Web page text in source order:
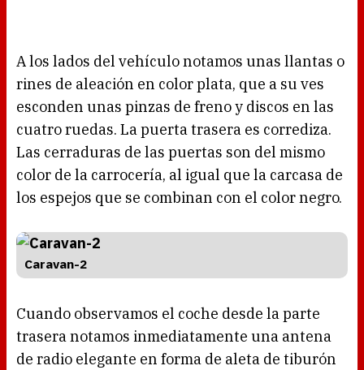
A los lados del vehículo notamos unas llantas o
rines de aleación en color plata, que a su ves
esconden unas pinzas de freno y discos en las
cuatro ruedas. La puerta trasera es corrediza.
Las cerraduras de las puertas son del mismo
color de la carrocería, al igual que la carcasa de
los espejos que se combinan con el color negro.
Caravan-2
Cuando observamos el coche desde la parte
trasera notamos inmediatamente una antena
de radio elegante en forma de aleta de tiburón